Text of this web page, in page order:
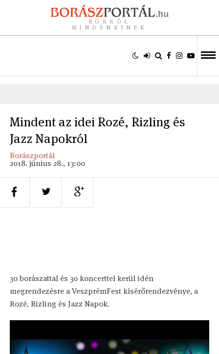
BORRÓL
MINDENKINEK
Mindent az idei Rozé, Rizling és
Jazz Napokról
Borászportál
2018. június 28., 13:00
30 borászattal és 30 koncerttel kerül idén
megrendezésre a VeszprémFest kísérőrendezvénye, a
Rozé, Rizling és Jazz Napok.